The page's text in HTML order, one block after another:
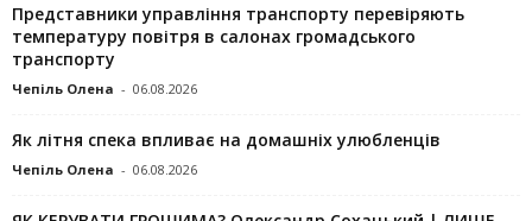
Представники управління транспорту перевіряють
температуру повітря в салонах громадського
транспорту
Чепіль Олена - 06.08.2026
Як літня спека впливає на домашніх улюбленців
Чепіль Олена - 06.08.2026